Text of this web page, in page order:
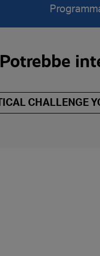
Potrebbe
CHALLENGE